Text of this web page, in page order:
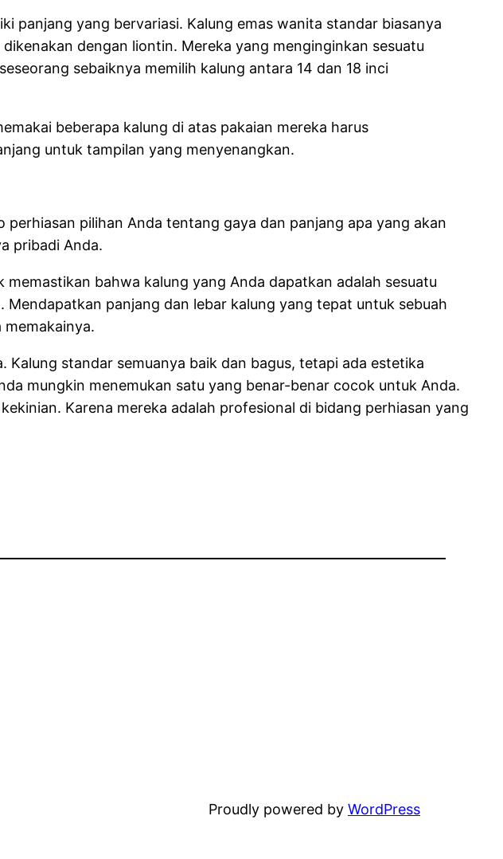
panjang yang bervariasi. Kalung emas wanita standar biasanya
dengan liontin. Mereka yang menginginkan sesuatu
sebaiknya memilih kalung antara 14 dan 18 inci
beberapa kalung di atas pakaian mereka harus
untuk tampilan yang menyenangkan.
pilihan Anda tentang gaya dan panjang apa yang akan
pribadi Anda.
bahwa kalung yang Anda dapatkan adalah sesuatu
panjang dan lebar kalung yang tepat untuk sebuah
standar semuanya baik dan bagus, tetapi ada estetika
mungkin menemukan satu yang benar-benar cocok untuk Anda.
Karena mereka adalah profesional di bidang perhiasan yang
Proudly powered by WordPress